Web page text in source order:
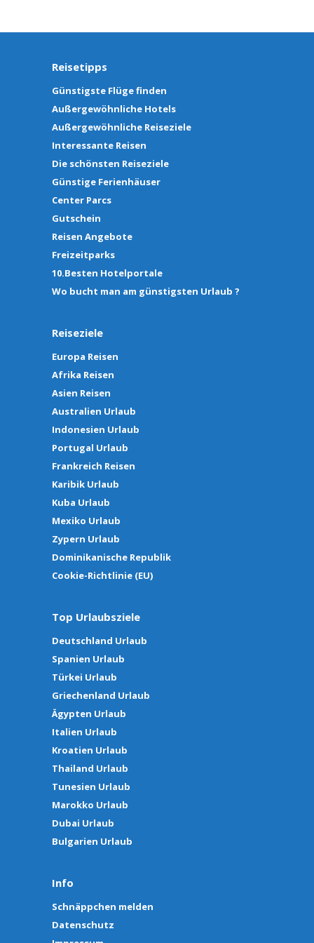
Reisetipps
Günstigste Flüge finden
Außergewöhnliche Hotels
Außergewöhnliche Reiseziele
Interessante Reisen
Die schönsten Reiseziele
Günstige Ferienhäuser
Center Parcs
Gutschein
Reisen Angebote
Freizeitparks
10.Besten Hotelportale
Wo bucht man am günstigsten Urlaub ?
Reiseziele
Europa Reisen
Afrika Reisen
Asien Reisen
Australien Urlaub
Indonesien Urlaub
Portugal Urlaub
Frankreich Reisen
Karibik Urlaub
Kuba Urlaub
Mexiko Urlaub
Zypern Urlaub
Dominikanische Republik
Cookie-Richtlinie (EU)
Top Urlaubsziele
Deutschland Urlaub
Spanien Urlaub
Türkei Urlaub
Griechenland Urlaub
Ägypten Urlaub
Italien Urlaub
Kroatien Urlaub
Thailand Urlaub
Tunesien Urlaub
Marokko Urlaub
Dubai Urlaub
Bulgarien Urlaub
Info
Schnäppchen melden
Datenschutz